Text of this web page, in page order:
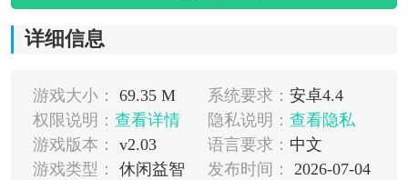
详细信息
游戏大小： 69.35 M 系统要求： 安卓4.4
权限说明： 查看详情 隐私说明： 查看隐私
游戏版本：
v2.03 语言要求： 中文
游戏类型：
休闲益智 发布时间： 2026-07-04